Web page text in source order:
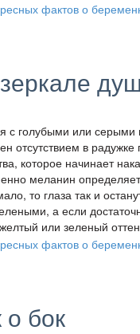
с голубыми или серыми
отсутствием в радужке
которое начинает
меланин определяет
то глаза так и
а если
или зеленый
о бок